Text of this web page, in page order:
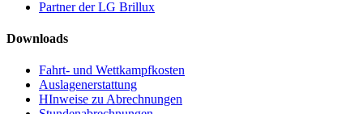
Partner der LG Brillux
Downloads
Fahrt- und Wettkampfkosten
Auslagenerstattung
HInweise zu Abrechnungen